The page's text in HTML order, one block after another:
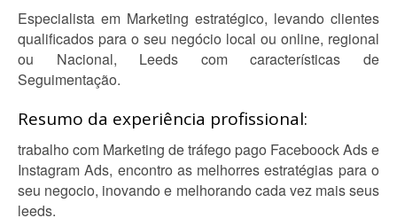
Especialista em Marketing estratégico, levando clientes
qualificados para o seu negócio local ou online, regional
ou Nacional, Leeds com características de
Seguimentação.
Resumo da experiência profissional:
trabalho com Marketing de tráfego pago Faceboock Ads e
Instagram Ads, encontro as melhorres estratégias para o
seu negocio, inovando e melhorando cada vez mais seus
leeds.